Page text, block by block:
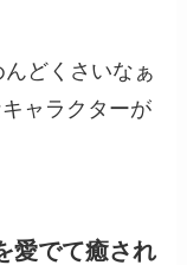
どくさいなぁ
ャラクターが
愛でて癒され